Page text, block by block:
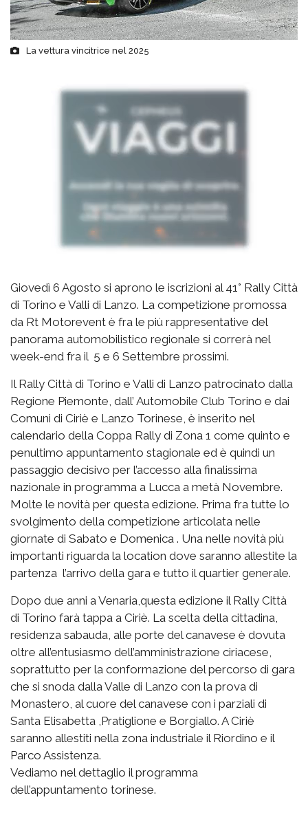
La vettura vincitrice nel 2025
Giovedì 6 Agosto si aprono le iscrizioni al 41° Rally Città
di Torino e Valli di Lanzo. La competizione promossa
da Rt Motorevent è fra le più rappresentative del
panorama automobilistico regionale si correrà nel
week-end fra il 5 e 6 Settembre prossimi.
Il Rally Città di Torino e Valli di Lanzo patrocinato dalla
Regione Piemonte, dall’ Automobile Club Torino e dai
Comuni di Ciriè e Lanzo Torinese, è inserito nel
calendario della Coppa Rally di Zona 1 come quinto e
penultimo appuntamento stagionale ed è quindi un
passaggio decisivo per l’accesso alla finalissima
nazionale in programma a Lucca a metà Novembre.
Molte le novità per questa edizione. Prima fra tutte lo
svolgimento della competizione articolata nelle
giornate di Sabato e Domenica . Una nelle novità più
importanti riguarda la location dove saranno allestite la
partenza l’arrivo della gara e tutto il quartier generale.
Dopo due anni a Venaria,questa edizione il Rally Città
di Torino farà tappa a Ciriè. La scelta della cittadina,
residenza sabauda, alle porte del canavese è dovuta
oltre all’entusiasmo dell’amministrazione ciriacese,
soprattutto per la conformazione del percorso di gara
che si snoda dalla Valle di Lanzo con la prova di
Monastero, al cuore del canavese con i parziali di
Santa Elisabetta ,Pratiglione e Borgiallo. A Ciriè
saranno allestiti nella zona industriale il Riordino e il
Parco Assistenza.
Vediamo nel dettaglio il programma
dell’appuntamento torinese.